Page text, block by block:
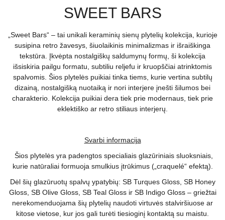
SWEET BARS
„Sweet Bars“ – tai unikali keraminių sienų plytelių kolekcija, kurioje
susipina retro žavesys, šiuolaikinis minimalizmas ir išraiškinga
tekstūra. Įkvėpta nostalgiškų saldumynų formų, ši kolekcija
išsiskiria pailgu formatu, subtiliu reljefu ir kruopščiai atrinktomis
spalvomis. Šios plytelės puikiai tinka tiems, kurie vertina subtilų
dizainą, nostalgišką nuotaiką ir nori interjere įnešti šilumos bei
charakterio. Kolekcija puikiai dera tiek prie modernaus, tiek prie
eklektiško ar retro stiliaus interjerų.
Svarbi informacija
Šios plytelės yra padengtos specialiais glazūriniais sluoksniais,
kurie natūraliai formuoja smulkius įtrūkimus („craquelé“ efektą).
Dėl šių glazūruotų spalvų ypatybių: SB Turques Gloss, SB Honey
Gloss, SB Olive Gloss, SB Teal Gloss ir SB Indigo Gloss – griežtai
nerekomenduojama šių plytelių naudoti virtuvės stalviršiuose ar
kitose vietose, kur jos gali turėti tiesioginį kontaktą su maistu.